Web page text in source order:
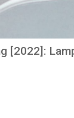
[2022]: